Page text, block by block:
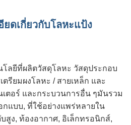
ยดเกี่ยวกับโลหะแป้ง
โลยีที่ผลิตวัสดุโลหะ วัสดุประกอบ
รียมผงโลหะ / สายเหล็ก และ
ตอร์ และกระบวนการอื่น ๆมันรวม
กแบบ, ที่ใช้อย่างแพร่หลายใน
สูง, ท้องอากาศ, อิเล็กทรอนิกส์,